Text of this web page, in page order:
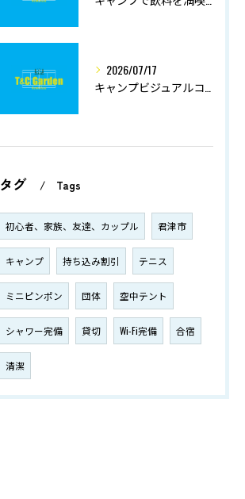
2026/07/17
タグ Tags
初心者、家族、友達、カップル 君津市
キャンプ 持ち込み割引 テニス
ミニピンポン 団体 空中テント
シャワー完備 貸切 Wi-Fi完備 合宿
清潔